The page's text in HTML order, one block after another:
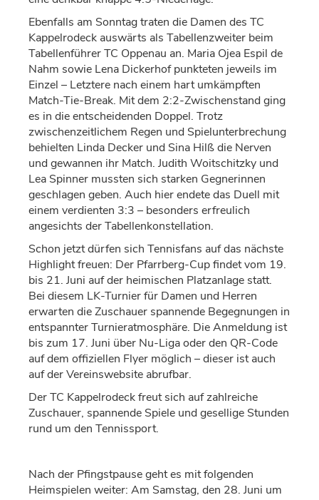
Ebenfalls am Sonntag traten die Damen des TC
Kappelrodeck auswärts als Tabellenzweiter beim
Tabellenführer TC Oppenau an. Maria Ojea Espil de
Nahm sowie Lena Dickerhof punkteten jeweils im
Einzel – Letztere nach einem hart umkämpften
Match-Tie-Break. Mit dem 2:2-Zwischenstand ging
es in die entscheidenden Doppel. Trotz
zwischenzeitlichem Regen und Spielunterbrechung
behielten Linda Decker und Sina Hilßdie Nerven
und gewannen ihr Match. Judith Woitschitzky und
Lea Spinner mussten sich starken Gegnerinnen
geschlagen geben. Auch hier endete das Duell mit
einem verdienten 3:3 – besonders erfreulich
angesichts der Tabellenkonstellation.
Schon jetzt dürfen sich Tennisfans auf das nächste
Highlight freuen: Der Pfarrberg-Cup findet vom 19.
bis 21. Juni aufder heimischen Platzanlage statt.
Bei diesem LK-Turnier für Damen und Herren
erwarten die Zuschauer spannende Begegnungen in
entspannter Turnieratmosphäre. Die Anmeldung ist
bis zum 17. Juni über Nu-Liga oder den QR-Code
auf dem offiziellen Flyer möglich –dieser ist auch
auf der Vereinswebsite abrufbar.
Der TC Kappelrodeck freut sich auf zahlreiche
Zuschauer, spannende Spiele und gesellige Stunden
rund um den Tennissport.
Nach der Pfingstpausegeht es mit folgenden
Heimspielen weiter: Am Samstag, den 28. Juni um